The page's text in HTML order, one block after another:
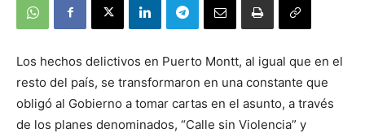
Los hechos delictivos en Puerto Montt, al igual que en el
resto del país, se transformaron en una constante que
obligó al Gobierno a tomar cartas en el asunto, a través
de los planes denominados, “Calle sin Violencia” y